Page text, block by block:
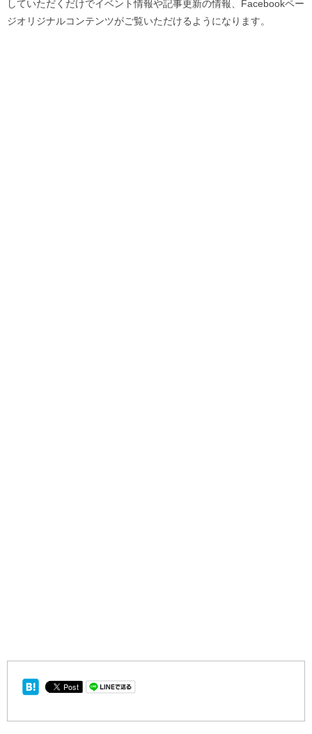
していただくだけでイベント情報や記事更新の情報、Facebookペー
ジオリジナルコンテンツがご覧いただけるようになります。